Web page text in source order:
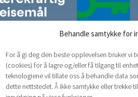
Behandle samtykke for
For å gi deg den beste opplevelsen bruker vi
(cookies) for å lagre og/eller få tilgang til
teknologiene vil tillate oss å behandle data
dette nettstedet. Å ikke samtykke eller trekke